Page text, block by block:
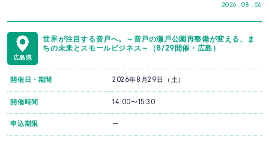
2026 . 08 . 06
広島県
世界が注目する音戸へ。～音戸の瀬戸公園再整備が変える、ま
ちの未来とスモールビジネス～（8/29開催・広島）
開催日・期間 2026年8月29日（土）
開催時間 14:00〜15:30
申込期限 ー